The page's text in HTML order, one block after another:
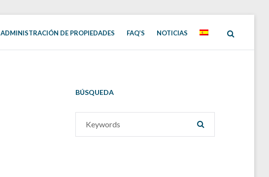
ADMINISTRACIÓN DE PROPIEDADES FAQ’S NOTICIAS
BÚSQUEDA
for: